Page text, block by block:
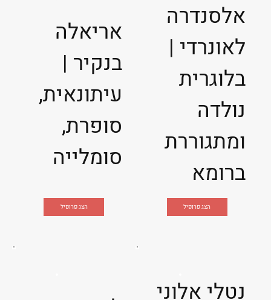
אריאלה
בנקיר |
עיתונאית,
סופרת,
סומלייה
הצג פרופיל
אלסנדרה
לאונרדי |
בלוגרית
נולדה
ומתגוררת
ברומא
הצג פרופיל
נטלי אלוני